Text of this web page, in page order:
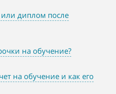
или диплом после
на обучение?
на обучение и как его